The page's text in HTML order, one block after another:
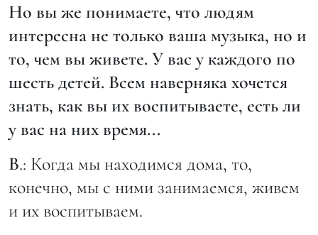
Но вы же понимаете, что людям
интересна не только ваша музыка, но и
то, чем вы живете. У вас у каждого по
шесть детей. Всем наверняка хочется
знать, как вы их воспитываете, есть ли
у вас на них время...
В.: Когда мы находимся дома, то,
конечно, мы с ними занимаемся, живем
и их воспитываем.